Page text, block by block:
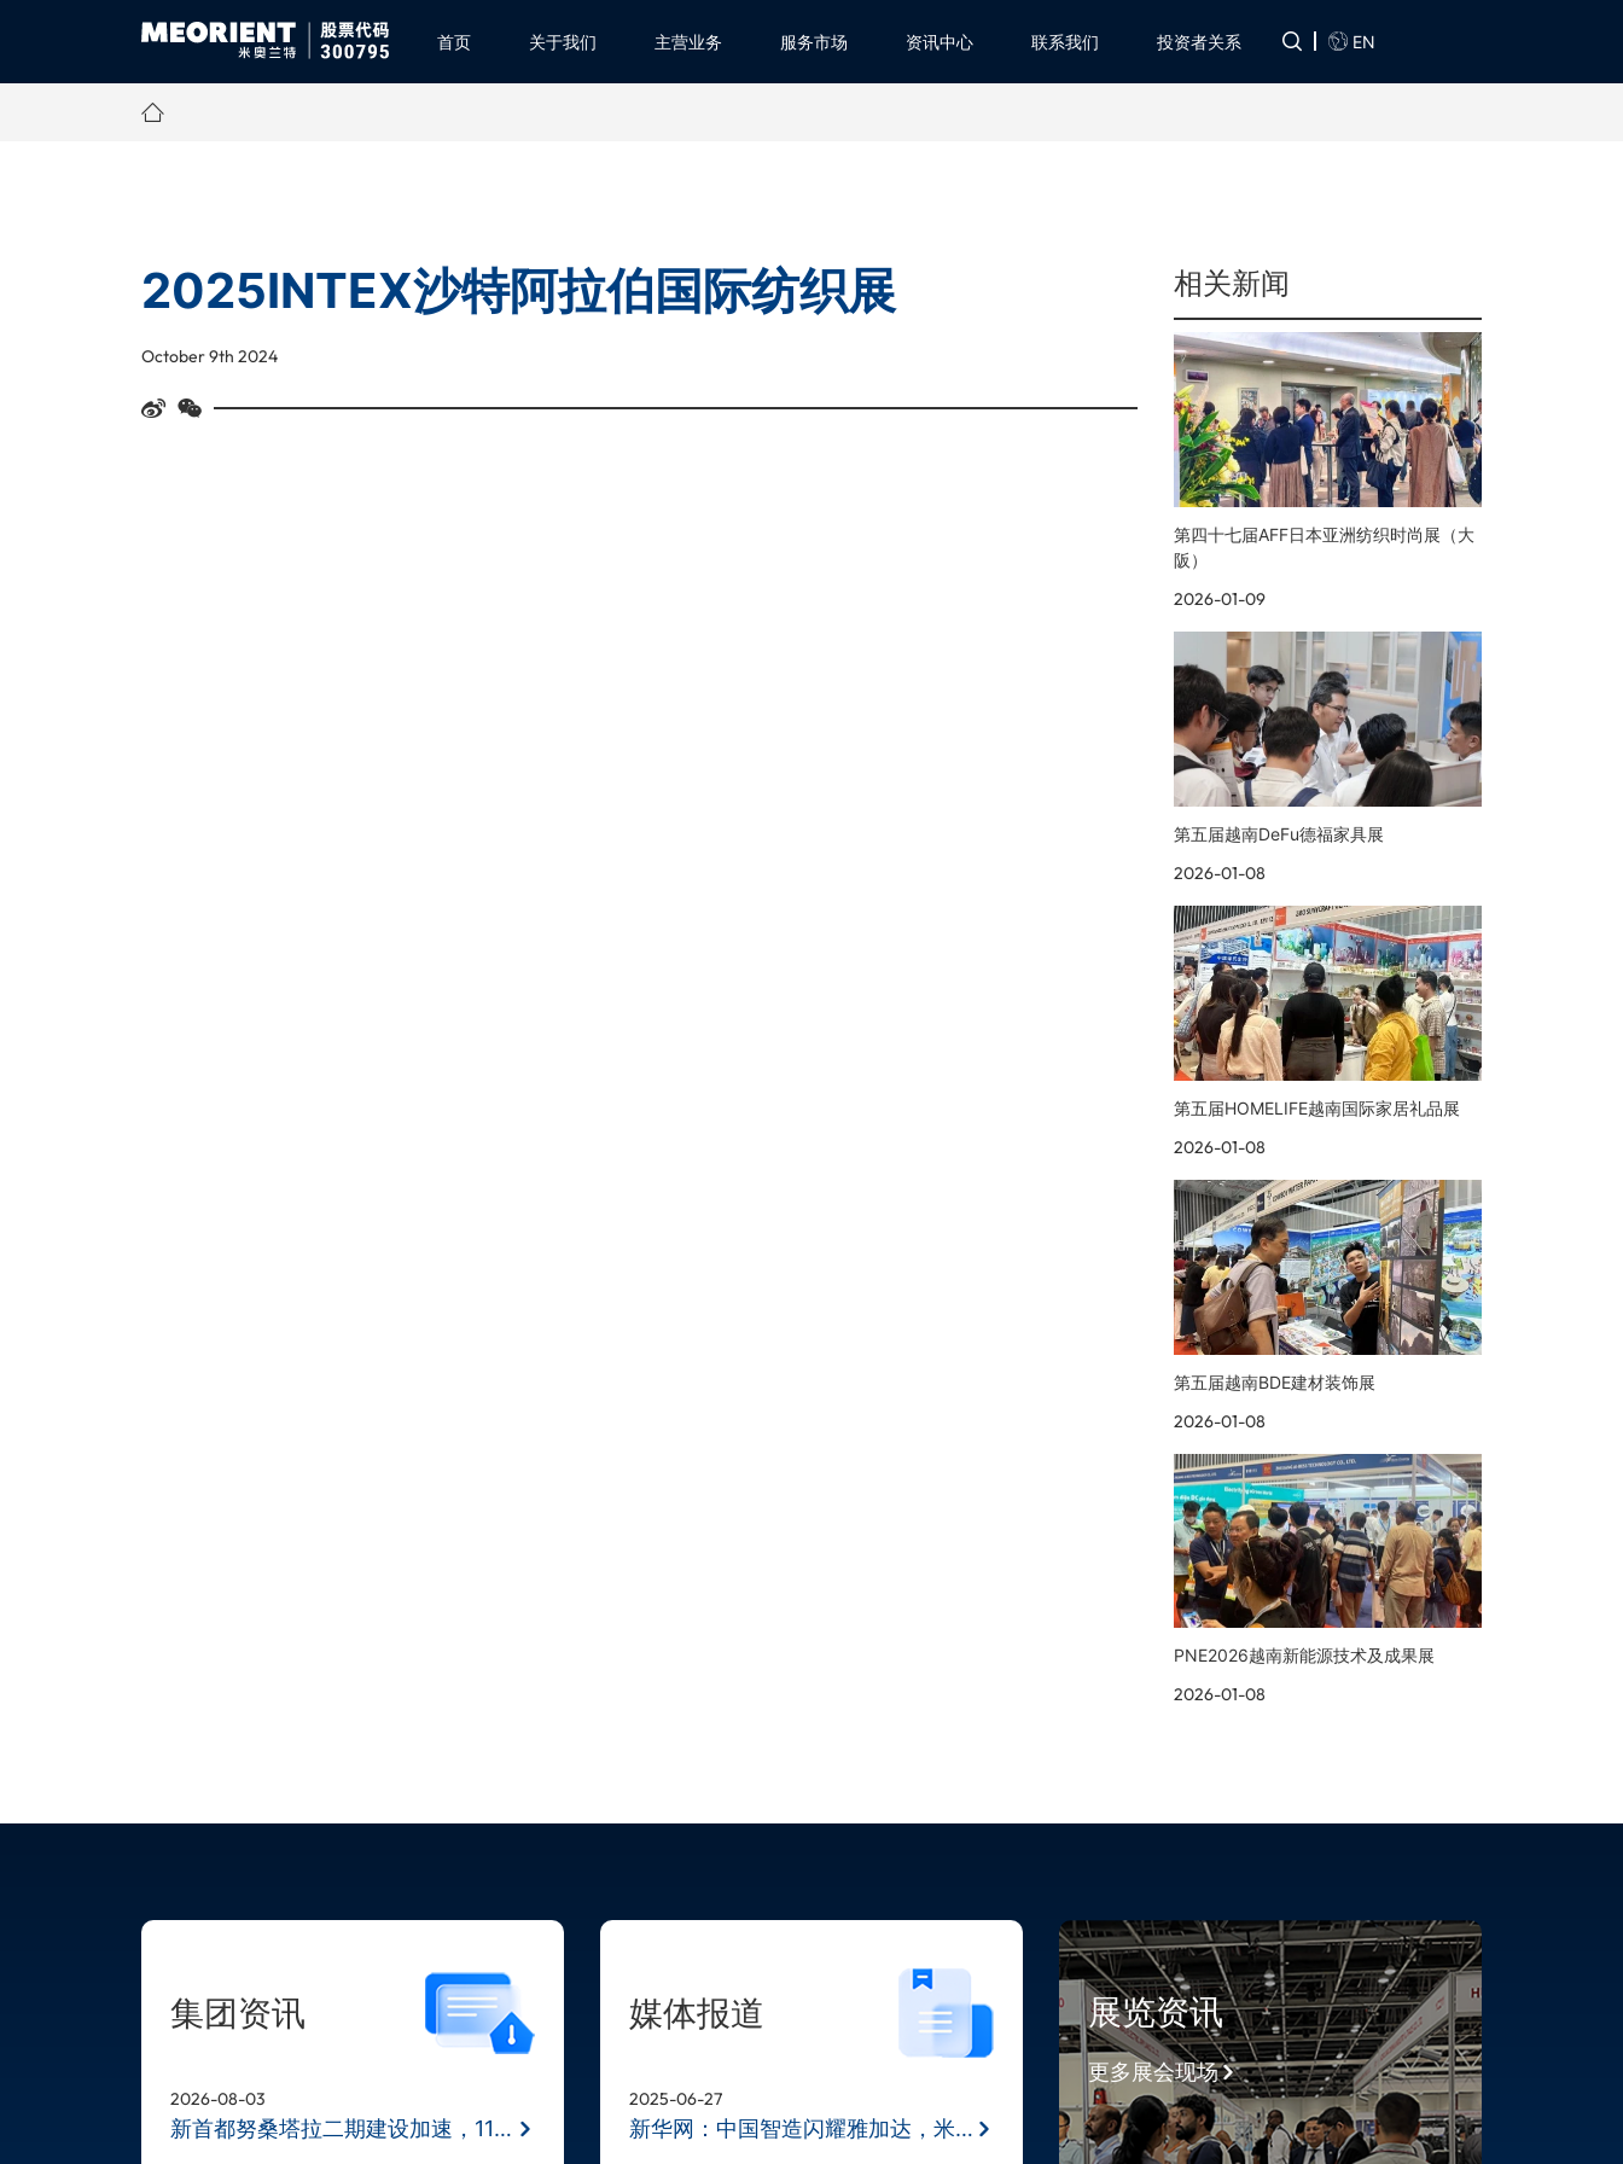
首页 关于我们 主营业务 服务市场 资讯中心 联系我们 投资者关系 EN
2025INTEX沙特阿拉伯国际纺织展
October 9th 2024
相关新闻
第四十七届AFF日本亚洲纺织时尚展（大
阪）
2026-01-09
第五届越南DeFu德福家具展
2026-01-08
第五届HOMELIFE越南国际家居礼品展
2026-01-08
第五届越南BDE建材装饰展
2026-01-08
PNE2026越南新能源技术及成果展
2026-01-08
集团资讯
2026-08-03
新首都努桑塔拉二期建设加速，11月BD
媒体报道
2025-06-27
新华网：中国智造闪耀雅加达，米奥兰
展览资讯
更多展会现场